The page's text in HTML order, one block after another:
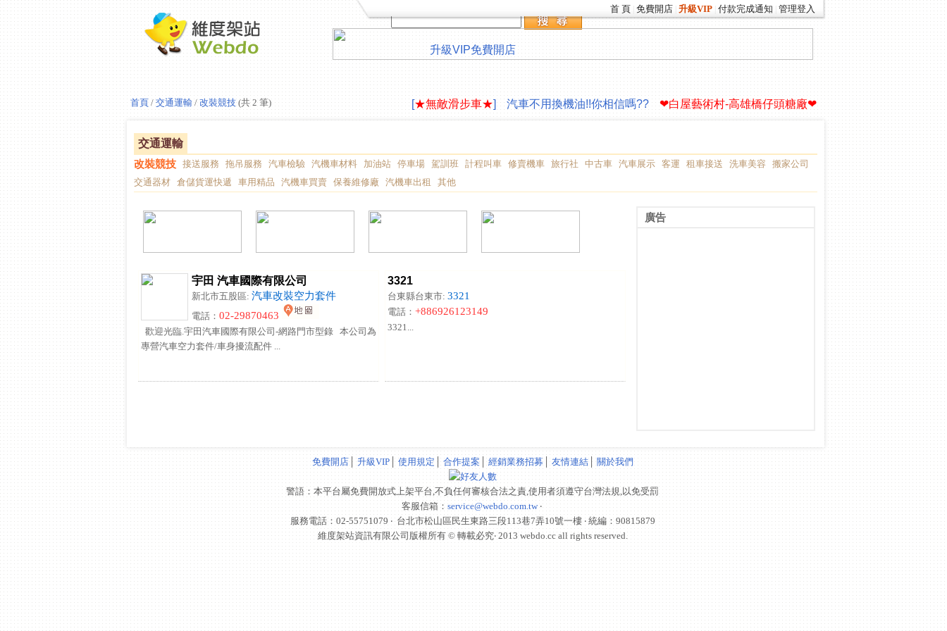
首 頁 免費開店 升級VIP| 付款完成通知 管理登入
驚!老爸買了一艘遊艇
∮旅遊住宿,創作你的生命故事∮
LAVAZZA 咖啡機合作供應
❤白屋藝術村-高雄橋仔頭糖廠❤
汽車不用換機油!!你相信嗎??
[★無敵滑步車★]
驚!老爸買了一艘遊艇
∮旅遊住宿,創作你的生命故事∮
LAVAZZA 咖啡機合作供應
升級VIP免費開店
首頁/交通運輸/改裝競技(共 2 筆)
交通運輸
改裝競技 接送服務 拖吊服務 汽車檢驗 汽機車材料 加油站 停車場 駕訓班 計程叫車 修賣機車 旅行社 中古車 汽車展示 客運 租車接送 洗車美容
搬家公司
交通器材
倉儲貨運快遞 車用精品 汽機車買賣 保養維修廠 汽機車出租 其他
宇田 汽車國際有限公司
新北市五股區: 汽車改裝空力套件
電話： 02-29870463
歡迎光臨.宇田汽車國際有限公司-網路門市型錄 本公司為
專營汽車空力套件/車身擾流配件 ...
3321
台東縣台東市: 3321
電話： +886926123149
3321...
廣告
免費開店│升級VIP│ 使用規定 │ 合作提案│經銷業務招募│友情連結│關於我們
警語：本平台屬免費開放式上架平台,不負任何審核合法之責,使用者須遵守台灣法規,以免受罰
客服信箱： service@webdo.com.tw‧
服務電話：02-55751079 ‧ 台北市松山區民生東路三段113巷7弄10號一樓‧ 統編：90815879
維度架站資訊有限公司版權所有 © 轉載必究‧ 2013 webdo.cc all rights reserved.